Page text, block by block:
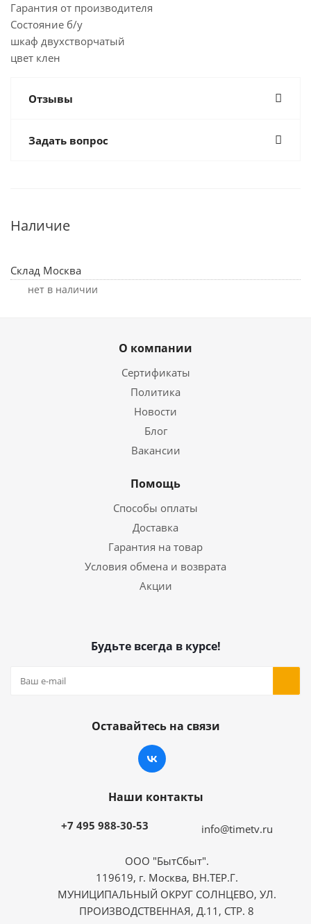
Гарантия от производителя
Состояние б/у
шкаф двухстворчатый
цвет клен
Отзывы
Задать вопрос
Наличие
Склад Москва
Нет в наличии
О компании
Сертификаты
Политика
Новости
Блог
Вакансии
Помощь
Способы оплаты
Доставка
Гарантия на товар
Условия обмена и возврата
Акции
Будьте всегда в курсе!
Оставайтесь на связи
Наши контакты
+7 495 988-30-53 info@timetv.ru
ООО "БытСбыт".
119619, г. Москва, ВН.ТЕР.Г.
МУНИЦИПАЛЬНЫЙ ОКРУГ СОЛНЦЕВО, УЛ.
ПРОИЗВОДСТВЕННАЯ, Д.11, СТР. 8